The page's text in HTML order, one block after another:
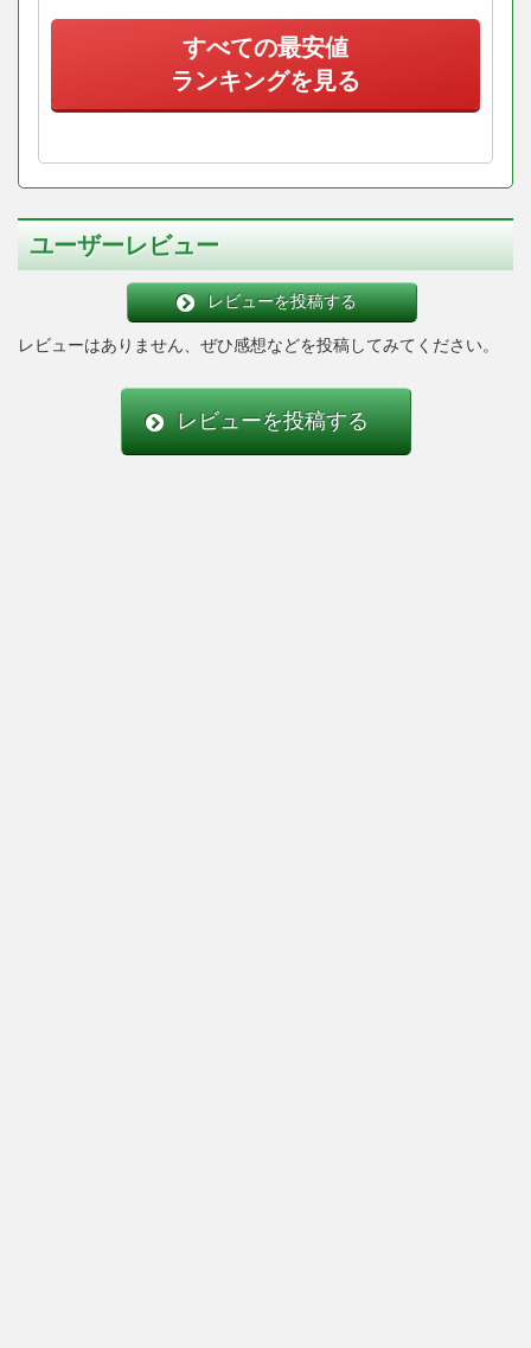
すべての最安値
ランキングを見る
ユーザーレビュー
レビューを投稿する
レビューはありません、ぜひ感想などを投稿してみてください。
レビューを投稿する